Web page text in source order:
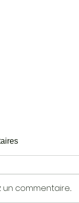
un commentaire...